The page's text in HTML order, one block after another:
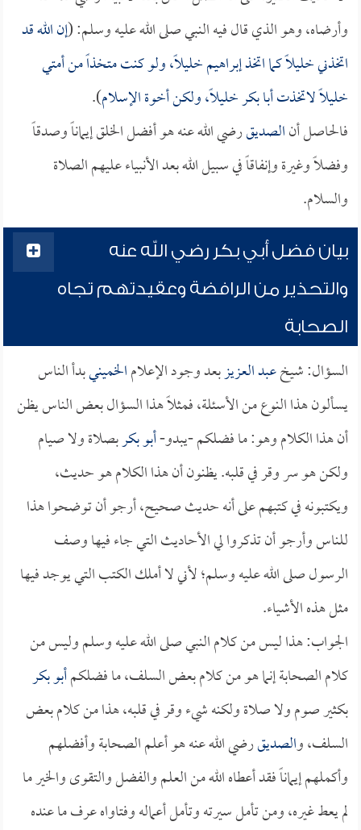
وأرضاه، وهو الذي قال فيه النبي صلى الله عليه وسلم: (إن الله قد
اتخذني خليلاً كما اتخذ إبراهيم خليلاً، ولو كنت متخذاً من أمتي
خليلاً لاتخذتأبا بكرخليلاً، ولكن أخوة الإسلام).
فالحاصل أنالصديقرضي الله عنه هو أفضل الخلق إيماناً وصدقاً
وفضلاً وغيرة وإنفاقاً في سبيل الله بعد الأنبياء عليهم الصلاة
والسلام.
بيان فضل أبي بكر رضي الله عنه
والتحذير من الرافضة وعقيدتهم تجاه
الصحابة
السؤال: شيخعبد العزيزبعد وجود الإعلامالخمينيبدأ الناس
يسألون هذا النوع من الأسئلة، فمثلاً هذا السؤال بعض الناس يظن
أن هذا الكلام وهو: ما فضلكم -يبدو-أبو بكربصلاة ولا صيام
ولكن هو سر وقر في قلبه. يظنون أن هذا الكلام هو حديث،
ويكتبونه في كتبهم على أنه حديث صحيح، أرجو أن توضحوا هذا
للناس وأرجو أن تذكروا لي الأحاديث التي جاء فيها وصف
الرسول صلى الله عليه وسلم؛ لأني لا أملك الكتب التي يوجد فيها
مثل هذه الأشياء.
الجواب: هذا ليس من كلام النبي صلى الله عليه وسلم وليس من
كلام الصحابة إنما هو من كلام بعض السلف، ما فضلكمأبو بكر
بكثير صوم ولا صلاة ولكنه شيء وقر في قلبه، هذا من كلام بعض
السلف، والصديقرضي الله عنه هو أعلم الصحابة وأفضلهم
وأكملهم إيماناً فقد أعطاه الله من العلم والفضل والتقوى والخير ما
لم يعط غيره، ومن تأمل سيرته وتأمل أعماله وفتاواه عرف ما عنده